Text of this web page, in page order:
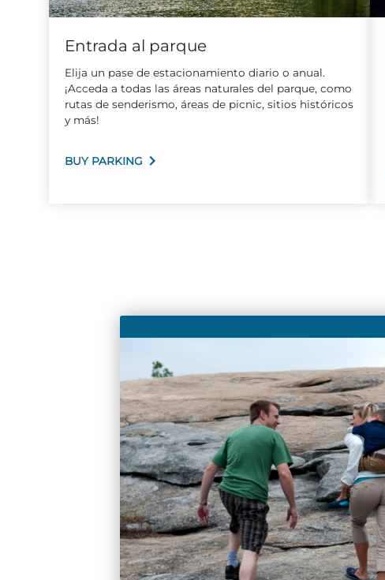
Entrada al parque
Elija un pase de estacionamiento diario o anual.
¡Acceda a todas las áreas naturales del parque, como
rutas de senderismo, áreas de picnic, sitios históricos
y más!
BUY PARKING